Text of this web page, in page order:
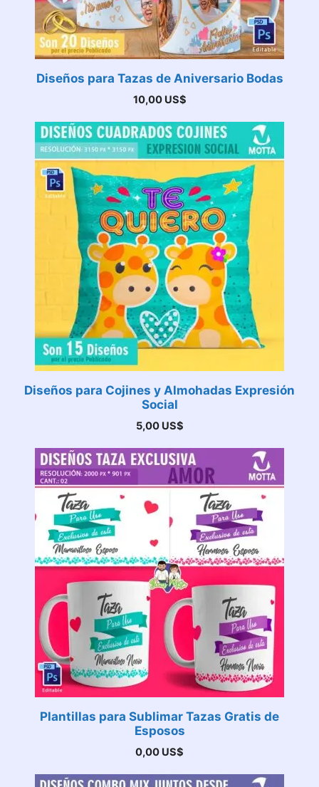
Diseños para Tazas de Aniversario Bodas
10,00 US$
Diseños para Cojines y Almohadas Expresión
Social
5,00 US$
Plantillas para Sublimar Tazas Gratis de
Esposos
0,00 US$